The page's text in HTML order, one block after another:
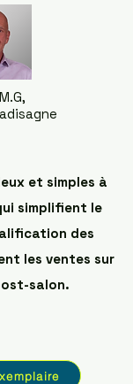
et simples à
simplifient le
des
les ventes sur
salon.